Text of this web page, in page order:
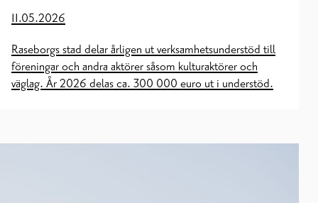
11.05.2026
Raseborgs stad delar årligen ut verksamhetsunderstöd till
föreningar och andra aktörer såsom kulturaktörer och
väglag. År 2026 delas ca. 300 000 euro ut i understöd.